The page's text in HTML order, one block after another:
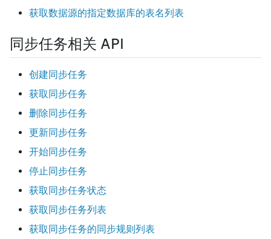
获取数据源的指定数据库的表名列表
同步任务相关 API
创建同步任务
获取同步任务
删除同步任务
更新同步任务
开始同步任务
停止同步任务
获取同步任务状态
获取同步任务列表
获取同步任务的同步规则列表